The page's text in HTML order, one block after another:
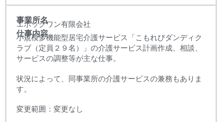
事業所名
エポックワン有限会社
仕事内容
小規模多機能型居宅介護サービス「こもれびダンディク
ラブ（定員２９名）」の介護サービス計画作成、相談、
サービスの調整等が主な仕事。
状況によって、同事業所の介護サービスの兼務もありま
す。
変更範囲：変更なし